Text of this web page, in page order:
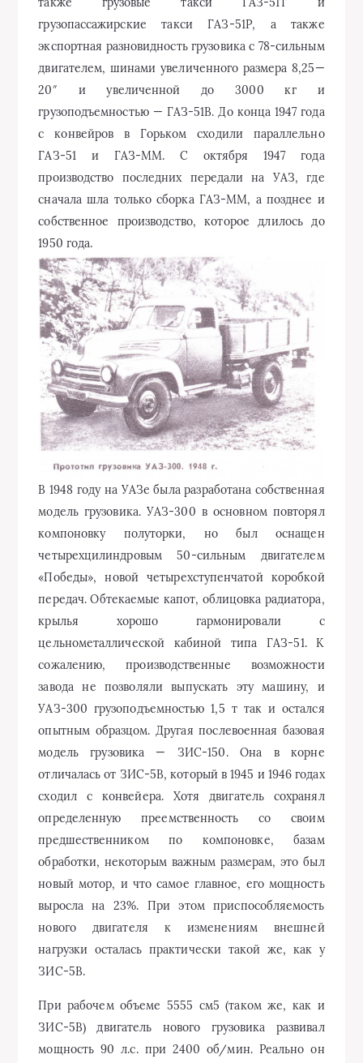
грузопассажирские такси ГАЗ-51Р, а также
экспортная разновидность грузовика с 78-сильным
двигателем, шинами увеличенного размера 8,25—
20″ и увеличенной до 3000 кг и
грузоподъемностью — ГАЗ-51В. До конца 1947 года
с конвейров в Горьком сходили параллельно
ГАЗ-51 и ГАЗ-ММ. С октября 1947 года
производство последних передали на УАЗ, где
сначала шла только сборка ГАЗ-ММ, а позднее и
собственное производство, которое длилось до
1950 года.
В 1948 году на УАЗе была разработана собственная
модель грузовика. УАЗ-300 в основном повторял
компоновку полуторки, но был оснащен
четырехцилиндровым 50-сильным двигателем
«Победы», новой четырехступенчатой коробкой
передач. Обтекаемые капот, облицовка радиатора,
крылья хорошо гармонировали с
цельнометаллической кабиной типа ГАЗ-51. К
сожалению, производственные возможности
завода не позволяли выпускать эту машину, и
УАЗ-300 грузоподъемностью 1,5 т так и остался
опытным образцом. Другая послевоенная базовая
модель грузовика — ЗИС-150. Она в корне
отличалась от ЗИС-5В, который в 1945 и 1946 годах
сходил с конвейера. Хотя двигатель сохранял
определенную преемственность со своим
предшественником по компоновке, базам
обработки, некоторым важным размерам, это был
новый мотор, и что самое главное, его мощность
выросла на 23%. При этом приспособляемость
нового двигателя к изменениям внешней
нагрузки осталась практически такой же, как у
ЗИС-5В.
При рабочем объеме 5555 см5 (таком же, как и
ЗИС-5В) двигатель нового грузовика развивал
мощность 90 л.с. при 2400 об/мин. Реально он